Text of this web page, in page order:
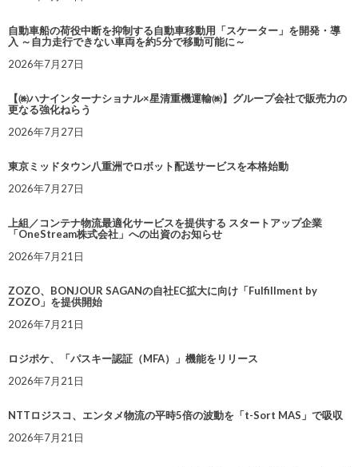
自動車船の荷役中断を抑制する自動車移動用「スケーター」を開発・導
入 ～自力走行できない車両を約5分で移動可能に～
2026年7月27日
【㈱ハナインターナショナル×星清重機運輸㈱】グループ会社で販売力の
更なる強化ねらう
2026年7月27日
東京ミッドタウン八重洲でロボット配送サービスを本格始動
2026年7月27日
上組／コンテナ物流最適化サービスを提供する スタートアップ企業
「OneStream株式会社」への出資のお知らせ
2026年7月21日
ZOZO、BONJOUR SAGANの自社EC拡大に向け「Fulfillment by
ZOZO」を提供開始
2026年7月21日
ロジポケ、「パスキー認証（MFA）」機能をリリース
2026年7月21日
NTTロジスコ、エンタメ物流の平時5倍の波動を「t-Sort MAS」で吸収
2026年7月21日